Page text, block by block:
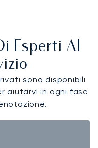
Esperti Al
sono disponibili
aiutarvi in ogni fase